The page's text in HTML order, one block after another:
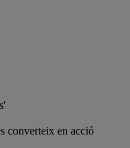
converteix en acció